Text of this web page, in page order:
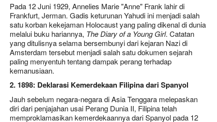
Pada 12 Juni 1929, Annelies Marie "Anne" Frank lahir di
Frankfurt, Jerman. Gadis keturunan Yahudi ini menjadi salah
satu korban kekejaman Holocaust yang paling dikenal di dunia
melalui buku hariannya, The Diary of a Young Girl. Catatan
yang ditulisnya selama bersembunyi dari kejaran Nazi di
Amsterdam tersebut menjadi salah satu dokumen sejarah
paling menyentuh tentang dampak perang terhadap
kemanusiaan.
2. 1898: Deklarasi Kemerdekaan Filipina dari Spanyol
Jauh sebelum negara-negara di Asia Tenggara melepaskan
diri dari penjajahan usai Perang Dunia II, Filipina telah
memproklamasikan kemerdekaannya dari Spanyol pada 12